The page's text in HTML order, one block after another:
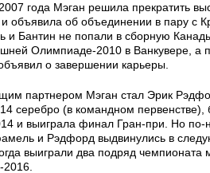
года Мэган решила прекратить
и объявила об объединении в пару с
и Бантин не попали в сборную
Олимпиаде-2010 в Ванкувере, а
о завершении карьеры.
партнером Мэган стал Эрик
серебро (в командном первенстве),
и выиграла финал Гран-при. Но
и Рэдфорд выдвинулись в
выиграли два подряд
2016.